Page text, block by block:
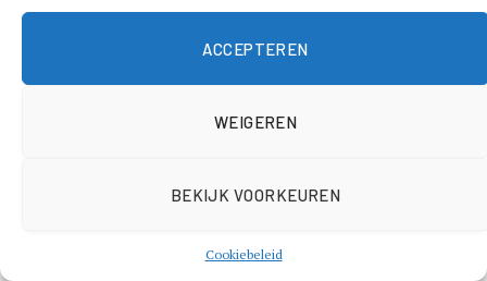
ACCEPTEREN
WEIGEREN
BEKIJK VOORKEUREN
Cookiebeleid